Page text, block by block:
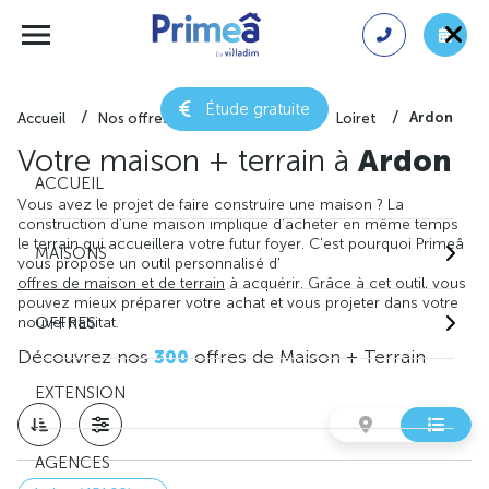
Étude gratuite
ACCUEIL
MAISONS
OFFRES
EXTENSION
AGENCES
Accueil Nos offres de maison + terrain Loiret Ardon
Votre maison + terrain à Ardon
Vous avez le projet de faire construire une maison ? La
construction d'une maison implique d'acheter en même temps
le terrain qui accueillera votre futur foyer. C'est pourquoi Primeâ
vous propose un outil personnalisé d'
offres de maison et de terrain à acquérir. Grâce à cet outil, vous
pouvez mieux préparer votre achat et vous projeter dans votre
nouvel habitat.
Découvrez nos300offres de Maison + Terrain